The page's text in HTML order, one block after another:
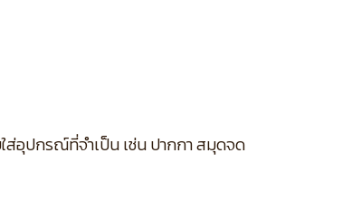
ส่อุปกรณ์ที่จำเป็น เช่น ปากกา สมุดจด